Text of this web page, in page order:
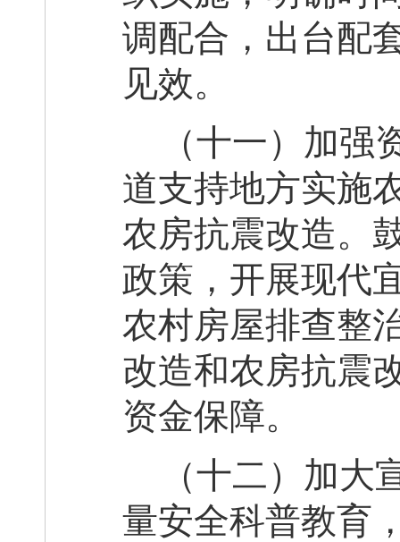
调配合， 出台配
见效。
（十一）加强
道支持地方实施
农房抗震改造。
政策，开展现代
农村房屋排查整
改造和农房抗震
资金保障。
（十二）加大
量安全科普教育